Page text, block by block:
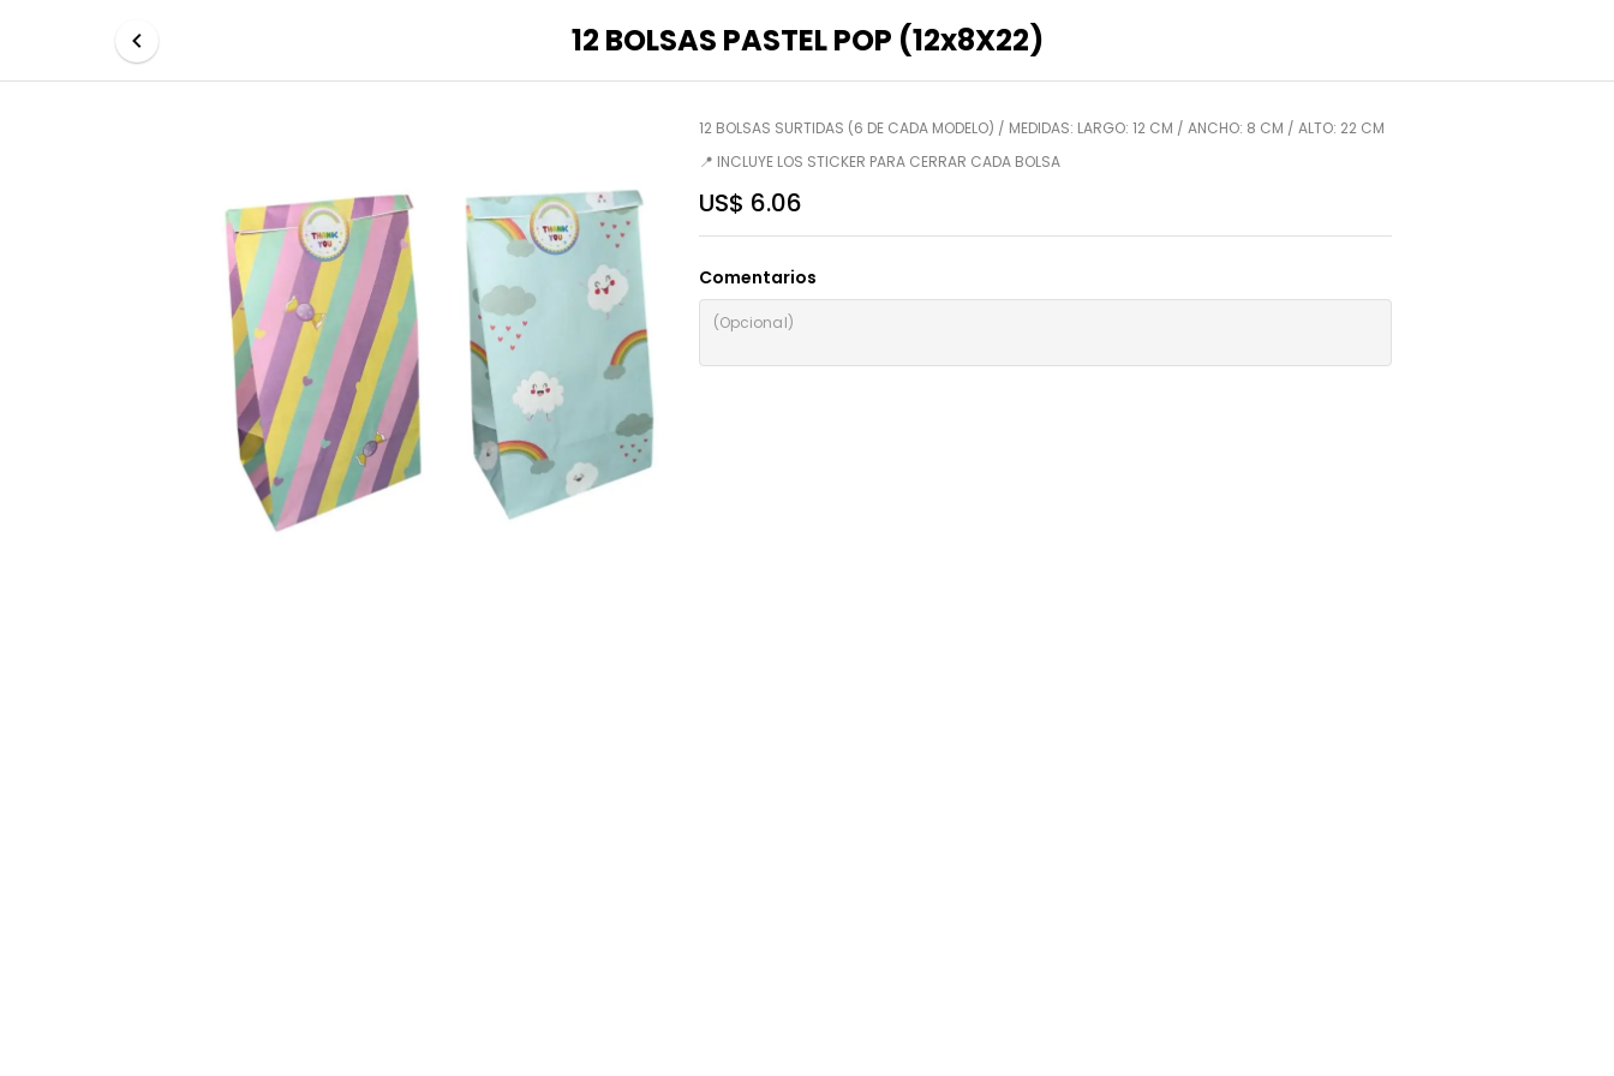
12 BOLSAS PASTEL POP (12x8X22)
12 BOLSAS SURTIDAS (6 DE CADA MODELO) / MEDIDAS: LARGO: 12 CM / ANCHO: 8 CM / ALTO: 22 CM
📍 INCLUYE LOS STICKER PARA CERRAR CADA BOLSA
US$ 6.06
Comentarios